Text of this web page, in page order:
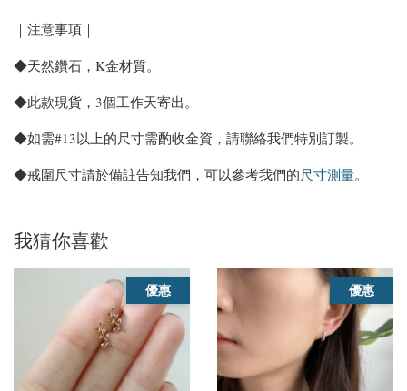
｜注意事項｜
◆天然鑽石，K金材質。
◆此款現貨，3個工作天寄出。
◆如需#13以上的尺寸需酌收金資，請聯絡我們特別訂製。
◆戒圍尺寸請於備註告知我們，可以參考我們的尺寸測量。
我猜你喜歡
優惠 優惠